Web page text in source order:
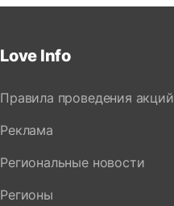
Love Info
Правила проведения акций
Реклама
Региональные новости
Регионы